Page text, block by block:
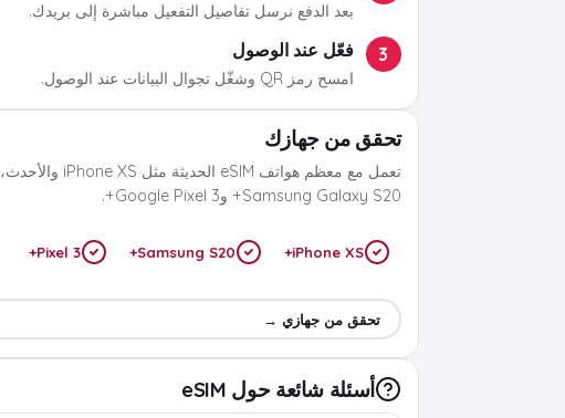
بعد الدفع نرسل تفاصيل التفعيل مباشرة إلى بريدك.
3 فعّل عند الوصول
امسح رمز QR وشغّل تجوال البيانات عند الوصول.
تحقق من جهازك
تعمل مع معظم هواتف eSIM الحديثة مثل iPhone XS والأحدث،
Samsung Galaxy S20+ وGoogle Pixel 3+.
iPhone XS+
Samsung S20+
Pixel 3+
تحقق من جهازي →
أسئلة شائعة حول eSIM